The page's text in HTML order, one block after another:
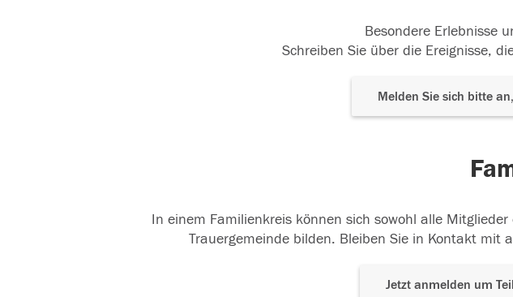
Besondere Erlebnisse
Schreiben Sie über die Ereignisse,
Melden Sie sich bitte
In einem Familienkreis können sich sowohl alle
Trauergemeinde bilden. Bleiben Sie in Kontakt mit
Jetzt anmelden um